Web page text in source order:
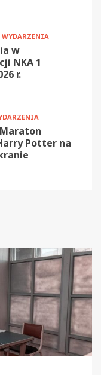
WYDARZENIA
w
NKA 1
r.
Potter na